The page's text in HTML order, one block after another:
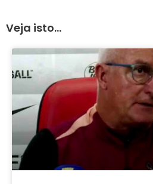
Veja isto...